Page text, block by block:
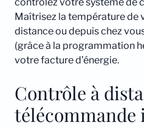
contrôlez votre système de
Maîtrisez la température de
distance ou depuis chez
(grâce à la programmation
votre facture d’énergie.
Contrôle à
télécommande